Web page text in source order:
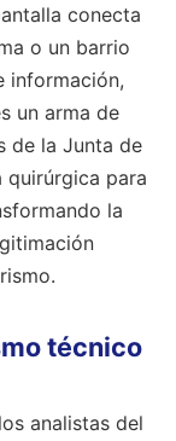
conecta
o un barrio
información,
un arma de
de la Junta de
quirúrgica para
la
técnico
analistas del